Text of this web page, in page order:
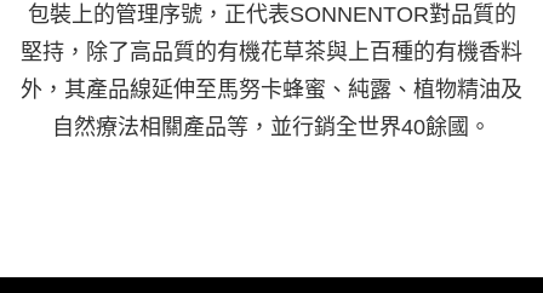
包裝上的管理序號，正代表SONNENTOR對品質的
堅持，除了高品質的有機花草茶與上百種的有機香料
外，其產品線延伸至馬努卡蜂蜜、純露、植物精油及
自然療法相關產品等，並行銷全世界40餘國。